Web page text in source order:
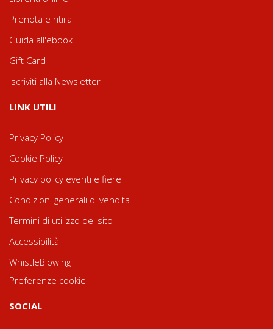
Prenota e ritira
Guida all'ebook
Gift Card
Iscriviti alla Newsletter
LINK UTILI
Privacy Policy
Cookie Policy
Privacy policy eventi e fiere
Condizioni generali di vendita
Termini di utilizzo del sito
Accessibilità
WhistleBlowing
Preferenze cookie
SOCIAL